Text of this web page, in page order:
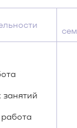
занятий